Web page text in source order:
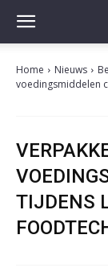
Home Nieuws
voedingsmiddelen
TIJDENS